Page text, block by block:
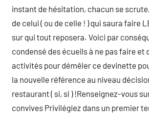
instant de hésitation, chacun se
de celui ( ou de celle ! ) qui saura faire
sur qui tout reposera. Voici par
condensé des écueils à ne pas faire et
activités pour démêler ce devinette
la nouvelle référence au niveau
restaurant ( si, si ) !Renseignez-vous
convives Privilégiez dans un premier